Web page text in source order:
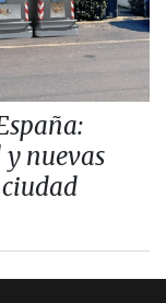
nuevas